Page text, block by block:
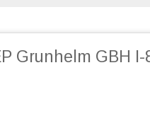
Grunhelm GBH I-